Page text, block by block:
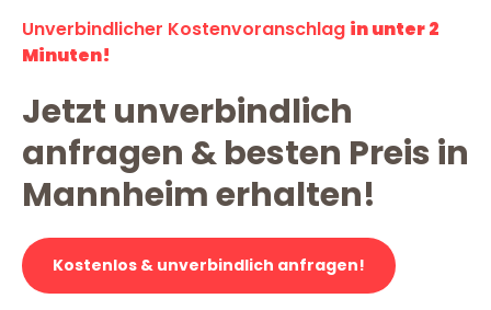
Unverbindlicher Kostenvoranschlag in unter 2
Minuten!
Jetzt unverbindlich
anfragen & besten Preis in
Mannheim erhalten!
Kostenlos & unverbindlich anfragen!